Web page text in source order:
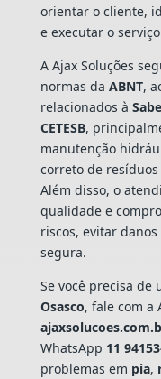
orientar o cliente,
e executar o
A Ajax Soluções
normas da ABNT,
relacionados à
CETESB,
manutenção
correto de
Além disso, o
qualidade e
riscos, evitar
segura.
Se você precisa de
Osasco, fale com a
WhatsApp 11
problemas em pia,